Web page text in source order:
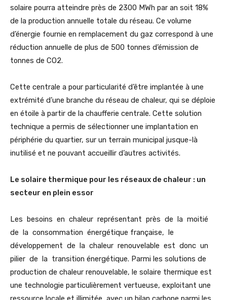
solaire pourra atteindre près de 2300 MWh par an soit 18%
de la production annuelle totale du réseau. Ce volume
d’énergie fournie en remplacement du gaz correspond à une
réduction annuelle de plus de 500 tonnes d’émission de
tonnes de CO2.
Cette centrale a pour particularité d’être implantée à une
extrémité d’une branche du réseau de chaleur, qui se déploie
en étoile à partir de la chaufferie centrale. Cette solution
technique a permis de sélectionner une implantation en
périphérie du quartier, sur un terrain municipal jusque-là
inutilisé et ne pouvant accueillir d’autres activités.
Le solaire thermique pour les réseaux de chaleur : un
secteur en plein essor
Les besoins en chaleur représentant près de la moitié
de la consommation énergétique française, le
développement de la chaleur renouvelable est donc un
pilier de la transition énergétique. Parmi les solutions de
production de chaleur renouvelable, le solaire thermique est
une technologie particulièrement vertueuse, exploitant une